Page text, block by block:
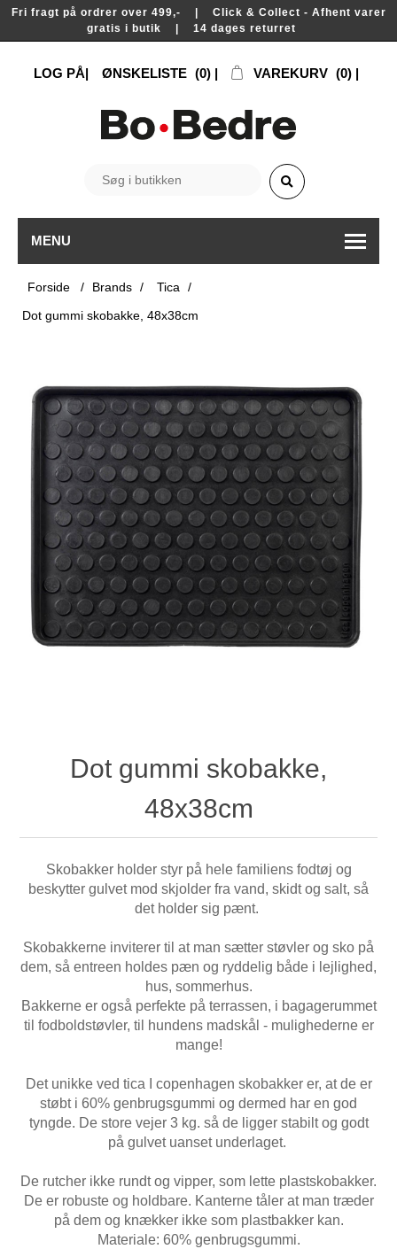
Fri fragt på ordrer over 499,- | Click & Collect - Afhent varer
gratis i butik | 14 dages returret
LOG PÅ ØNSKELISTE (0) VAREKURV (0)
MENU
Forside / Brands / Tica
/
Dot gummi skobakke, 48x38cm
Dot gummi skobakke,
48x38cm
Skobakker holder styr på hele familiens fodtøj og
beskytter gulvet mod skjolder fra vand, skidt og salt, så
det holder sig pænt.
Skobakkerne inviterer til at man sætter støvler og sko på
dem, så entreen holdes pæn og ryddelig både i lejlighed,
hus, sommerhus.
Bakkerne er også perfekte på terrassen, i bagagerummet
til fodboldstøvler, til hundens madskål - mulighederne er
mange!
Det unikke ved tica I copenhagen skobakker er, at de er
støbt i 60% genbrugsgummi og dermed har en god
tyngde. De store vejer 3 kg. så de ligger stabilt og godt
på gulvet uanset underlaget.
De rutcher ikke rundt og vipper, som lette plastskobakker.
De er robuste og holdbare. Kanterne tåler at man træder
på dem og knækker ikke som plastbakker kan.
Materiale: 60% genbrugsgummi.